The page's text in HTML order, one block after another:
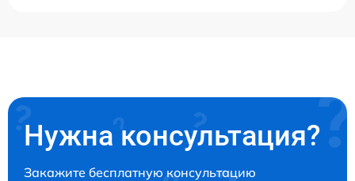
Нужна консультация?
Закажите бесплатную консультацию